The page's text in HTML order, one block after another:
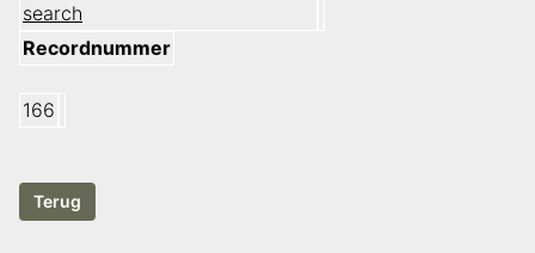
search
Recordnummer
166